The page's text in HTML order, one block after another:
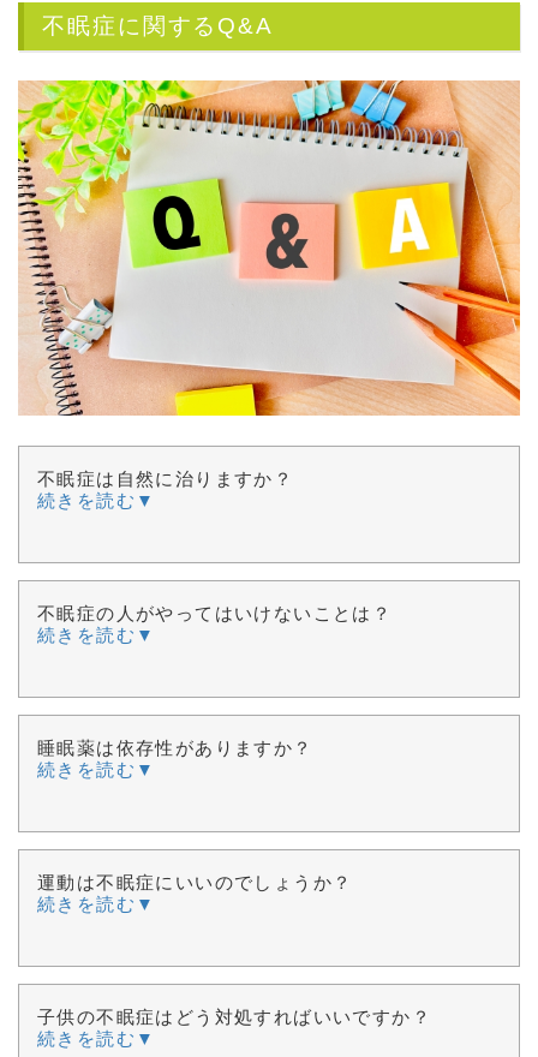
不眠症に関するQ&A
不眠症は自然に治りますか？
続きを読む▼
不眠症の人がやってはいけないことは？
続きを読む▼
睡眠薬は依存性がありますか？
続きを読む▼
運動は不眠症にいいのでしょうか？
続きを読む▼
子供の不眠症はどう対処すればいいですか？
続きを読む▼